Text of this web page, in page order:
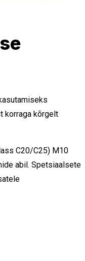
korraga kõrgelt
C20/C25) M10
abil. Spetsiaalsete